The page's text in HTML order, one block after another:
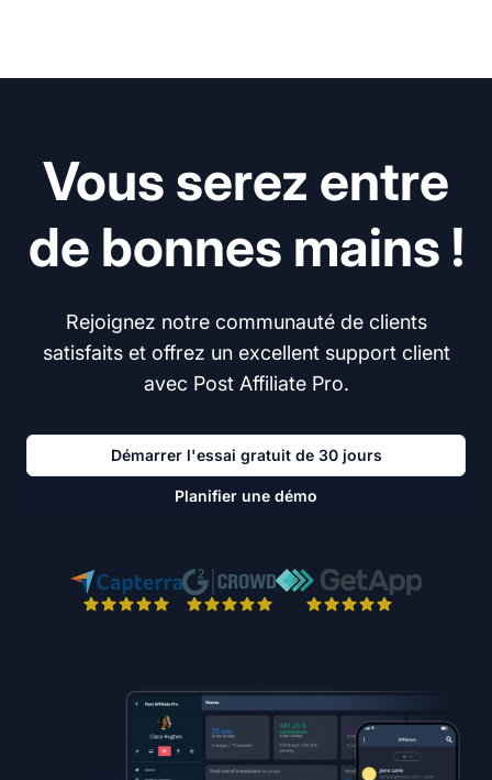
Vous serez entre
de bonnes mains !
Rejoignez notre communauté de clients
satisfaits et offrez un excellent support client
avec Post Affiliate Pro.
Démarrer l'essai gratuit de 30 jours
Planifier une démo